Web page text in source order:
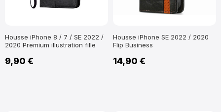
Housse iPhone 8 / 7 / SE 2022 /
2020 Premium illustration fille
9,90 €
Housse iPhone SE 2022 / 2020
Flip Business
14,90 €